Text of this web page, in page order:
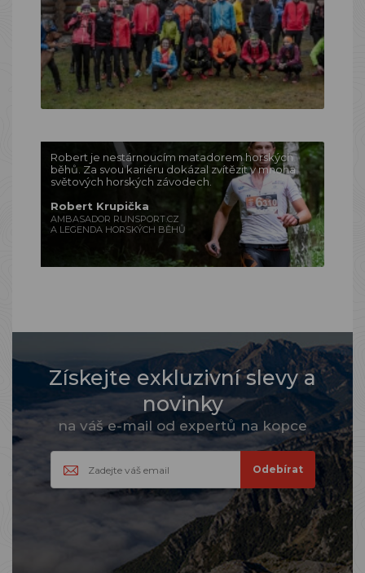
Robert je nestárnoucím matadorem horských
běhů. Za svou kariéru dokázal zvítězit v mnoha
světových horských závodech.
Robert Krupička
AMBASADOR RUNSPORT.CZ
A LEGENDA HORSKÝCH BĚHŮ
Získejte exkluzivní slevy a
novinky
na váš e-mail od expertů na kopce